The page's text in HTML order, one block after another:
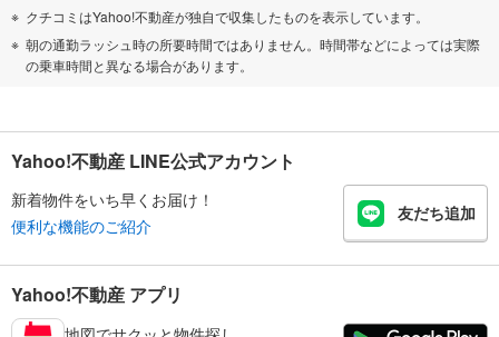
クチコミはYahoo!不動産が独自で収集したものを表示しています。
朝の通勤ラッシュ時の所要時間ではありません。時間帯などによっては実際
の乗車時間と異なる場合があります。
Yahoo!不動産 LINE公式アカウント
新着物件をいち早くお届け！
便利な機能のご紹介
友だち追加
Yahoo!不動産 アプリ